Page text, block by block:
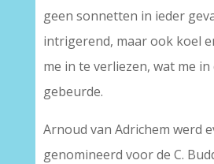
geen sonnetten in ieder
intrigerend, maar ook koel
me in te verliezen, wat me
gebeurde.
Arnoud van Adrichem werd
genomineerd voor de C.